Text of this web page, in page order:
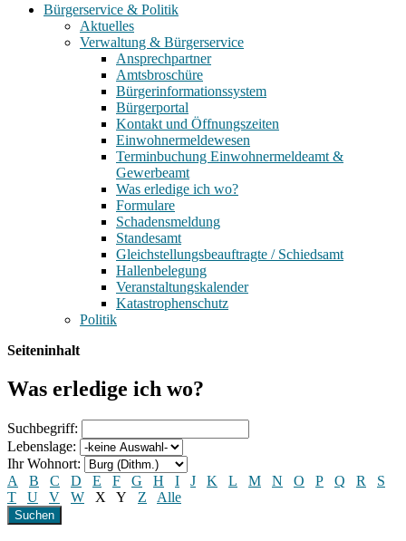
Bürgerservice & Politik
Aktuelles
Verwaltung & Bürgerservice
Ansprechpartner
Amtsbroschüre
Bürgerinformationssystem
Bürgerportal
Kontakt und Öffnungszeiten
Einwohnermeldewesen
Terminbuchung Einwohnermeldeamt &
Gewerbeamt
Was erledige ich wo?
Formulare
Schadensmeldung
Standesamt
Gleichstellungsbeauftragte / Schiedsamt
Hallenbelegung
Veranstaltungskalender
Katastrophenschutz
Politik
Seiteninhalt
Was erledige ich wo?
Suchbegriff:
Lebenslage:
Ihr Wohnort:
A
B C D E F G H I J K L M N O P Q R
S
T
U V W X Y Z Alle